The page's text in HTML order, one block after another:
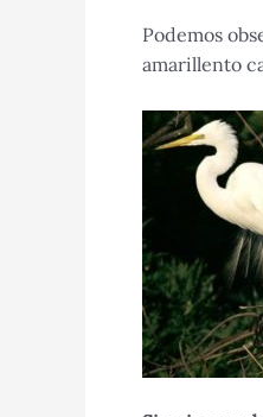
Podemos
amarillento